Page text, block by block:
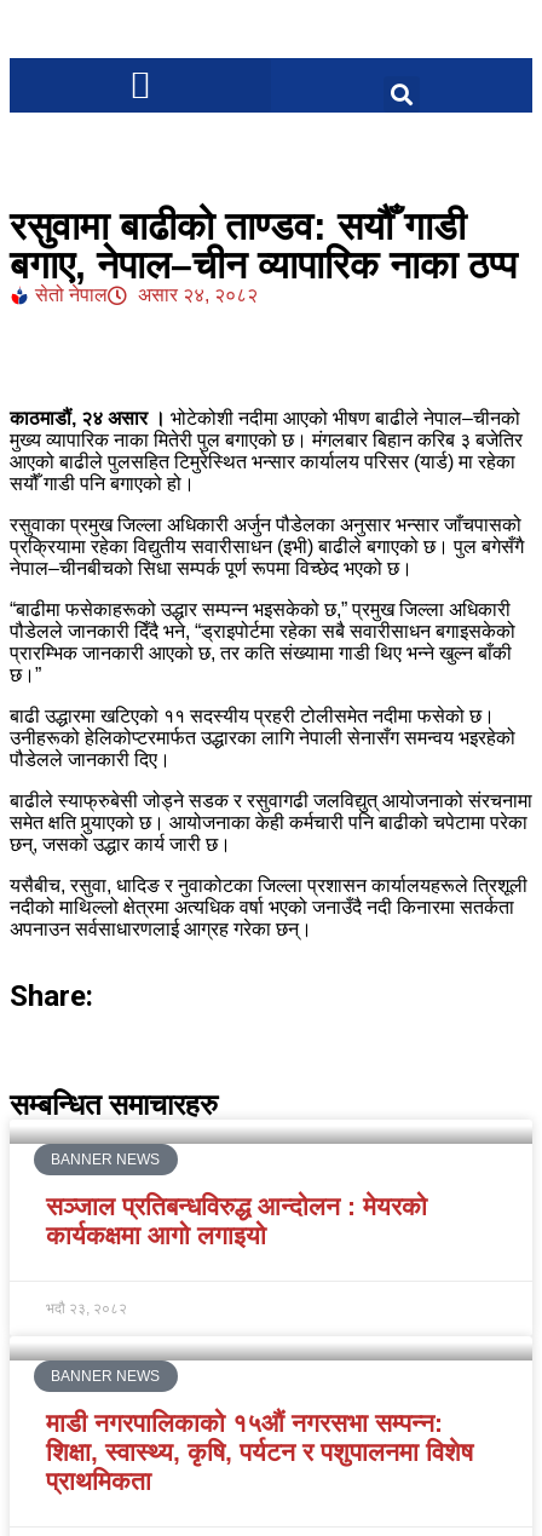
रसुवामा बाढीको ताण्डव: सयौँ गाडी
बगाए, नेपाल–चीन व्यापारिक नाका ठप्प
सेतो नेपाल असार २४, २०८२
काठमाडौं, २४ असार । भोटेकोशी नदीमा आएको भीषण बाढीले नेपाल–चीनको
मुख्य व्यापारिक नाका मितेरी पुल बगाएको छ। मंगलबार बिहान करिब ३ बजेतिर
आएको बाढीले पुलसहित टिमुरेस्थित भन्सार कार्यालय परिसर (यार्ड) मा रहेका
सयौँ गाडी पनि बगाएको हो।
रसुवाका प्रमुख जिल्ला अधिकारी अर्जुन पौडेलका अनुसार भन्सार जाँचपासको
प्रक्रियामा रहेका विद्युतीय सवारीसाधन (इभी) बाढीले बगाएको छ। पुल बगेसँगै
नेपाल–चीनबीचको सिधा सम्पर्क पूर्ण रूपमा विच्छेद भएको छ।
“बाढीमा फसेकाहरूको उद्धार सम्पन्न भइसकेको छ,” प्रमुख जिल्ला अधिकारी
पौडेलले जानकारी दिँदै भने, “ड्राइपोर्टमा रहेका सबै सवारीसाधन बगाइसकेको
प्रारम्भिक जानकारी आएको छ, तर कति संख्यामा गाडी थिए भन्ने खुल्न बाँकी
छ।”
बाढी उद्धारमा खटिएको ११ सदस्यीय प्रहरी टोलीसमेत नदीमा फसेको छ।
उनीहरूको हेलिकोप्टरमार्फत उद्धारका लागि नेपाली सेनासँग समन्वय भइरहेको
पौडेलले जानकारी दिए।
बाढीले स्याफ्रुबेसी जोड्ने सडक र रसुवागढी जलविद्युत् आयोजनाको संरचनामा
समेत क्षति पुर्‍याएको छ। आयोजनाका केही कर्मचारी पनि बाढीको चपेटामा परेका
छन्, जसको उद्धार कार्य जारी छ।
यसैबीच, रसुवा, धादिङ र नुवाकोटका जिल्ला प्रशासन कार्यालयहरूले त्रिशूली
नदीको माथिल्लो क्षेत्रमा अत्यधिक वर्षा भएको जनाउँदै नदी किनारमा सतर्कता
अपनाउन सर्वसाधारणलाई आग्रह गरेका छन्।
Share:
सम्बन्धित समाचारहरु
BANNER NEWS
सञ्जाल प्रतिबन्धविरुद्ध आन्दोलन : मेयरको
कार्यकक्षमा आगो लगाइयो
भदौ २३, २०८२
BANNER NEWS
माडी नगरपालिकाको १५औं नगरसभा सम्पन्न:
शिक्षा, स्वास्थ्य, कृषि, पर्यटन र पशुपालनमा विशेष
प्राथमिकता